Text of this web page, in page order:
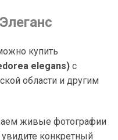
купить
elegans) с
области и другим
живые фотографии
конкретный